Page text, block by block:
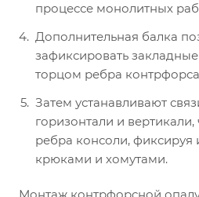
процессе монолитных
Дополнительная балка
зафиксировать
торцом ребра
Затем устанавливают
горизонтали и
ребра консоли, фиксируя
крюками и хомутами.